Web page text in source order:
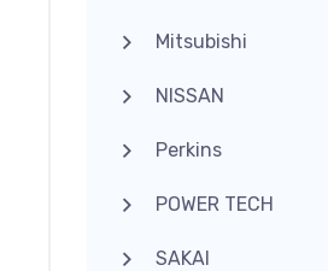
Mitsubishi
NISSAN
Perkins
POWER TECH
SAKAI